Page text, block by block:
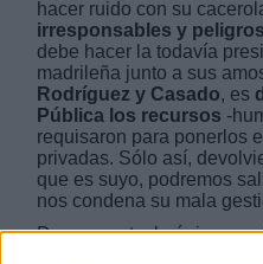
hacer ruido con su
irresponsables y
debe hacer la todavía
madrileña junto a sus
Rodríguez y Casado, es
Pública los recursos -
requisaron para ponerlos
privadas. Sólo así,
que es suyo, podremos
nos condena su mala
De momento, lo único